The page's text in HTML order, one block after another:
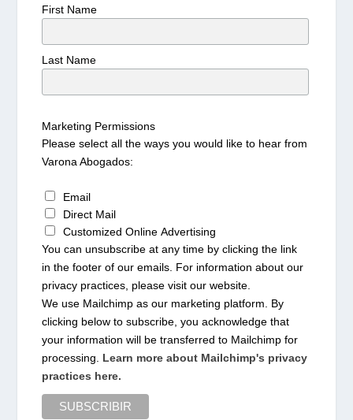
First Name
Last Name
Marketing Permissions
Please select all the ways you would like to hear from
Varona Abogados:
Email
Direct Mail
Customized Online Advertising
You can unsubscribe at any time by clicking the link
in the footer of our emails. For information about our
privacy practices, please visit our website.
We use Mailchimp as our marketing platform. By
clicking below to subscribe, you acknowledge that
your information will be transferred to Mailchimp for
processing. Learn more about Mailchimp's privacy
practices here.